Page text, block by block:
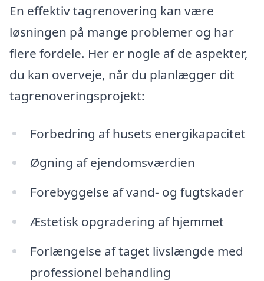
En effektiv tagrenovering kan være
løsningen på mange problemer og har
flere fordele. Her er nogle af de aspekter,
du kan overveje, når du planlægger dit
tagrenoveringsprojekt:
Forbedring af husets energikapacitet
Øgning af ejendomsværdien
Forebyggelse af vand- og fugtskader
Æstetisk opgradering af hjemmet
Forlængelse af taget livslængde med
professionel behandling